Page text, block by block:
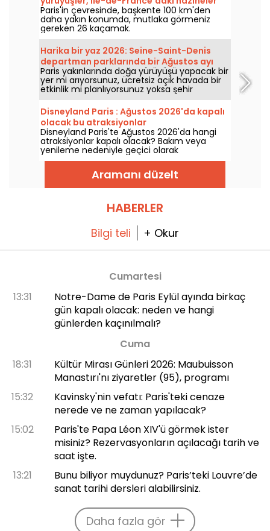
Paris'in çevresinde, başkente 100 km'den
daha yakın konumda, mutlaka görmeniz
gereken 26 kaçamak.
Harika bir yaz 2026: Seine-Saint-Denis
departman parklarında bir Ağustos ayı
Paris yakınlarında doğa yürüyüşü yapacak bir
yer mi arıyorsunuz, ücretsiz açık havada bir
etkinlik mi planlıyorsunuz yoksa şehir
gürültüsünden uzak, spor yapabileceğiniz bir
mekan mı istiyorsunuz… Seine-Saint-Denis
parkları tam da size göre!
Disneyland Paris : Ağustos 2026'da kapalı
olacak bu atraksiyonlar
Disneyland Paris'te Ağustos 2026'da hangi
atraksiyonlar kapalı olacak? Bakım veya
yenileme nedeniyle geçici olarak
kullanılamayan atraksiyonların listesini
inceleyerek ziyaretinizi buna göre planlayın.
Aramanı düzelt
HABERLER
Bilgi teli + Okur
Cumartesi
13:31
Notre-Dame de Paris Eylül ayında birkaç
gün kapalı olacak: neden ve hangi
günlerden kaçınılmalı?
Cuma
18:31
Kültür Mirası Günleri 2026: Maubuisson
Manastırı'nı ziyaretler (95), programı
15:32
Kavinsky'nin vefatı: Paris'teki cenaze
nerede ve ne zaman yapılacak?
15:02
Paris'te Papa Léon XIV'ü görmek ister
misiniz? Rezervasyonların açılacağı tarih ve
saat işte.
13:21
Bunu biliyor muydunuz? Paris’teki Louvre’de
sanat tarihi dersleri alabilirsiniz.
Daha fazla gör